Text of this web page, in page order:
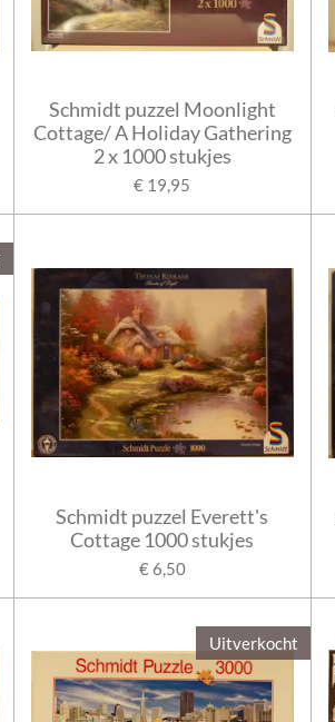
Schmidt puzzel Moonlight
Cottage/ A Holiday Gathering
2 x 1000 stukjes
€ 19,95
Schmidt puzzel Everett's
Cottage 1000 stukjes
€ 6,50
Uitverkocht